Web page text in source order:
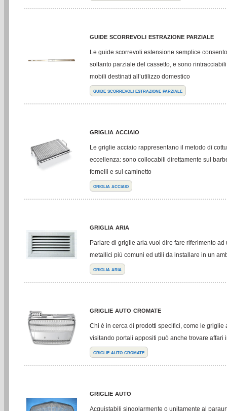
guide scorrevoli estrazione parziale
Le guide scorrevoli estensione semplice
soltanto parziale del cassetto, e sono
mobili destinati all’utilizzo domestico
guide scorrevoli estrazione parziale
griglia acciaio
Le griglie acciaio rappresentano il metodo di
eccellenza: sono collocabili direttamente sul
fornelli e sul caminetto
griglia acciaio
griglia aria
Parlare di griglie aria vuol dire fare riferimento ad
metallici più comuni ed utili da installare in un
griglia aria
griglie auto cromate
Chi è in cerca di prodotti specifici, come le griglie
visitando portali appositi può anche trovare affari
griglie auto cromate
griglie auto
Acquistabili singolarmente o unitamente al